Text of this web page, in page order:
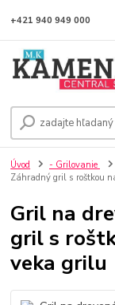
+421 940 949 000
Úvod - Grilovanie
Záhradný gril s roštkou
Gril na
gril s
veka grilu